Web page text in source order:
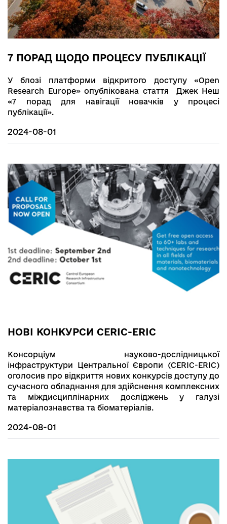
7 ПОРАД ЩОДО ПРОЦЕСУ ПУБЛІКАЦІЇ
У блозі платформи відкритого доступу «Open
Research Europe» опублікована стаття Джек Неш
«7 порад для навігації новачків у процесі
публікації».
2024-08-01
НОВІ КОНКУРСИ CERIC-ERIC
Консорціум науково-дослідницької
інфраструктури Центральної Європи (CERIC-ERIC)
оголосив про відкриття нових конкурсів доступу до
сучасного обладнання для здійснення комплексних
та міждисциплінарних досліджень у галузі
матеріалознавства та біоматеріалів.
2024-08-01